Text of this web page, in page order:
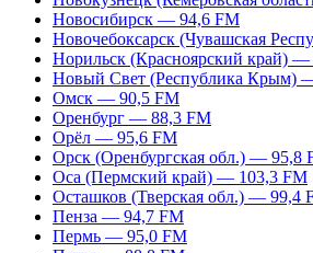
Новосибирск — 94,6 FM
Новочебоксарск (Чувашская
Норильск (Красноярский край) —
Новый Свет (Республика Крым)
Омск — 90,5 FM
Оренбург — 88,3 FM
Орёл — 95,6 FM
Орск (Оренбургская обл.) — 95,8
Оса (Пермский край) — 103,3 FM
Осташков (Тверская обл.) — 99,4
Пенза — 94,7 FM
Пермь — 95,0 FM